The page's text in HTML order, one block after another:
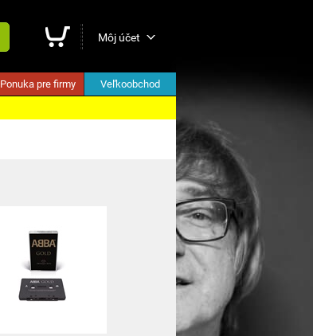
Môj účet
Ponuka pre firmy Veľkoobchod